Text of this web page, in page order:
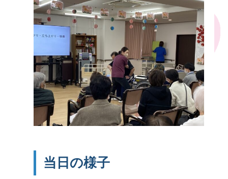
当日の様子